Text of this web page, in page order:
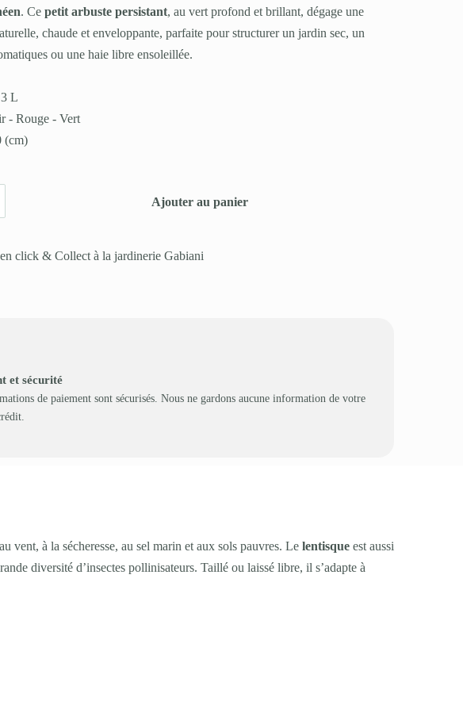
. Ce petit arbuste persistant, au vert profond et brillant, dégage une
chaude et enveloppante, parfaite pour structurer un jardin sec, un
ou une haie libre ensoleillée.
3 L
- Rouge - Vert
(cm)
Ajouter au panier
click & Collect à la jardinerie Gabiani
et sécurité
de paiement sont sécurisés. Nous ne gardons aucune information de votre
vent, à la sécheresse, au sel marin et aux sols pauvres. Le lentisque est aussi
diversité d’insectes pollinisateurs. Taillé ou laissé libre, il s’adapte à